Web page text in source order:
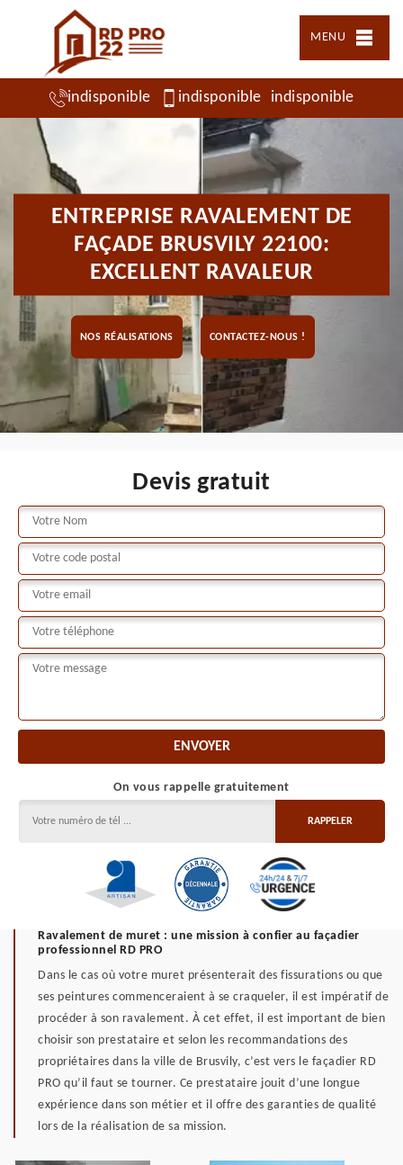
MENU
indisponible indisponible indisponible
ENTREPRISE RAVALEMENT DE
FAÇADE BRUSVILY 22100:
EXCELLENT RAVALEUR
NOS RÉALISATIONS CONTACTEZ-NOUS !
Devis gratuit
On vous rappelle gratuitement
Ravalement de muret : une mission à confier au façadier
professionnel RD PRO
Dans le cas où votre muret présenterait des fissurations ou que
ses peintures commenceraient à se craqueler, il est impératif de
procéder à son ravalement. À cet effet, il est important de bien
choisir son prestataire et selon les recommandations des
propriétaires dans la ville de Brusvily, c’est vers le façadier RD
PRO qu’il faut se tourner. Ce prestataire jouit d’une longue
expérience dans son métier et il offre des garanties de qualité
lors de la réalisation de sa mission.